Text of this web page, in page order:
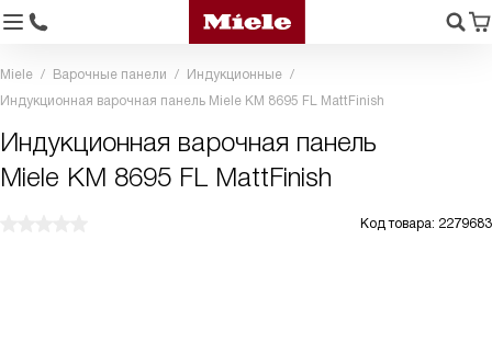
Miele Варочные панели
Индукционные
Индукционная варочная панель Miele KM 8695 FL MattFinish
Индукционная варочная панель
Miele KM 8695 FL MattFinish
Код товара: 2279683